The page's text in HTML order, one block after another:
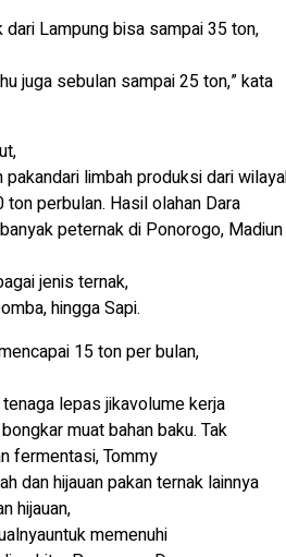
dari Lampung bisa sampai 35 ton,
juga sebulan sampai 25 ton,” kata
pakandari limbah produksi dari
perbulan. Hasil olahan Dara
peternak di Ponorogo,
jenis ternak,
hingga Sapi.
15 ton per bulan,
lepas jikavolume kerja
muat bahan baku. Tak
fermentasi, Tommy
dan hijauan pakan ternak lainnya
hijauan,
memenuhi